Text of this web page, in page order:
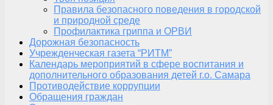
Правила безопасного поведения в городской
и природной среде
Профилактика гриппа и ОРВИ
Дорожная безопасность
Учрежденческая газета “РИТМ”
Календарь мероприятий в сфере воспитания и
дополнительного образования детей г.о. Самара
Противодействие коррупции
Обращения граждан